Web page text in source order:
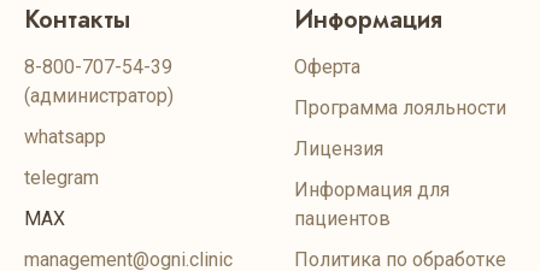
Контакты
8-800-707-54-39
(администратор)
whatsapp
telegram
MAX
management@ogni.clinic
Информация
Оферта
Программа лояльности
Лицензия
Информация для
пациентов
Политика по обработке